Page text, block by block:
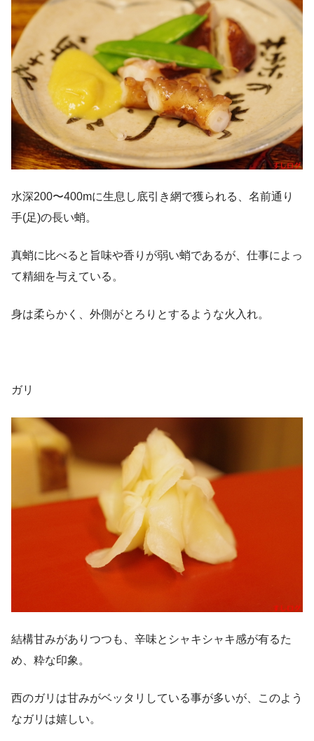
水深200〜400mに生息し底引き網で獲られる、名前通り
手(足)の長い蛸。
真蛸に比べると旨味や香りが弱い蛸であるが、仕事によっ
て精細を与えている。
身は柔らかく、外側がとろりとするような火入れ。
ガリ
結構甘みがありつつも、辛味とシャキシャキ感が有るた
め、粋な印象。
西のガリは甘みがベッタリしている事が多いが、このよう
なガリは嬉しい。